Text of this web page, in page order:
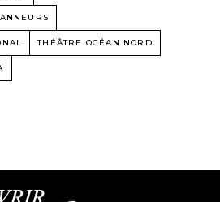
THÉÂTRE OCÉAN NORD